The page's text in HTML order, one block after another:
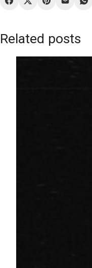
Related posts